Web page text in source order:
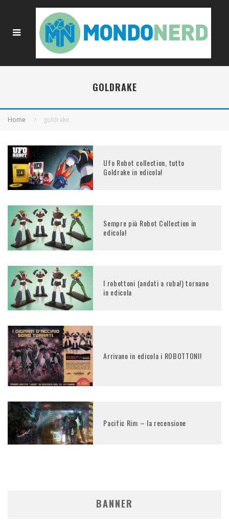
GOLDRAKE
Home goldrake
Ufo Robot collection, tutto
Goldrake in edicola!
Sempre più Robot Collection in
edicola!
I robottoni (andati a ruba!) tornano
in edicola
Arrivano in edicola i ROBOTTONI!
Pacific Rim – la recensione
BANNER